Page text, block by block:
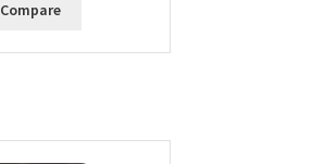
Compare